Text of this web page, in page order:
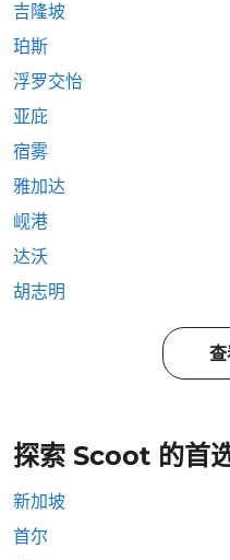
吉隆坡
珀斯
浮罗交怡
亚庇
宿雾
雅加达
岘港
达沃
胡志明
探索 Scoot 的首
新加坡
首尔